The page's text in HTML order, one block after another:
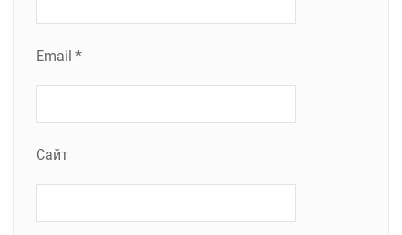
Email *
Сайт